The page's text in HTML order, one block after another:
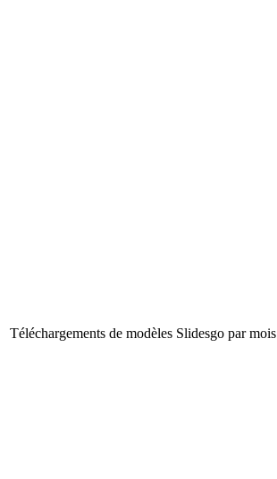
Téléchargements de modèles Slidesgo par mois